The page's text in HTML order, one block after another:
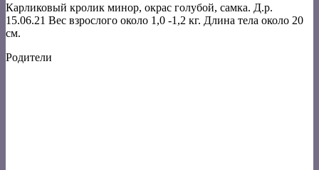
Карликовый кролик минор, окрас голубой, самка. Д.р.
15.06.21 Вес взрослого около 1,0 -1,2 кг. Длина тела около 20
см.
Родители